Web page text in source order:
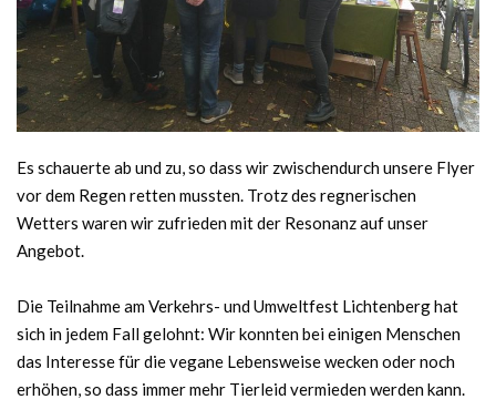
Es schauerte ab und zu, so dass wir zwischendurch unsere Flyer
vor dem Regen retten mussten. Trotz des regnerischen
Wetters waren wir zufrieden mit der Resonanz auf unser
Angebot.
Die Teilnahme am Verkehrs- und Umweltfest Lichtenberg hat
sich in jedem Fall gelohnt: Wir konnten bei einigen Menschen
das Interesse für die vegane Lebensweise wecken oder noch
erhöhen, so dass immer mehr Tierleid vermieden werden kann.